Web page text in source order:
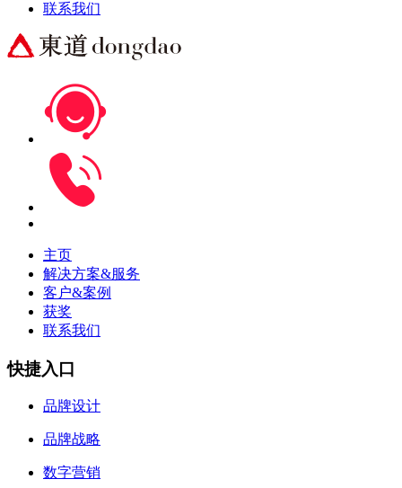
联系我们
主页
解决方案&服务
客户&案例
获奖
联系我们
快捷入口
品牌设计
品牌战略
数字营销